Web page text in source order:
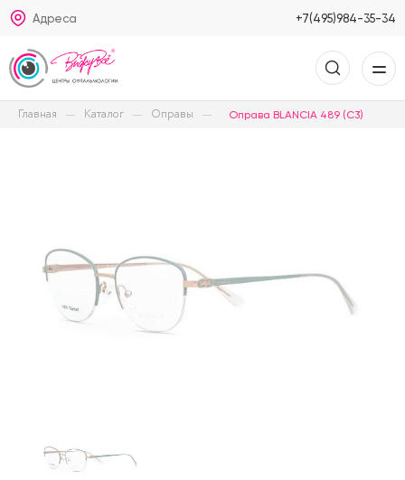
Адреса +7(495)984-35-34
Главная Каталог Оправы Оправа BLANCIA 489 (C3)